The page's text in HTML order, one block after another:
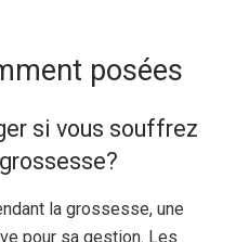
posées
si vous souffrez
la grossesse, une
pour sa gestion. Les